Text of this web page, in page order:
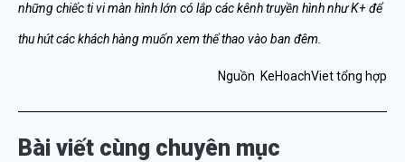
những chiếc ti vi màn hình lớn có lắp các kênh truyền hình như K+ để
thu hút các khách hàng muốn xem thể thao vào ban đêm.
Nguồn KeHoachViet tổng hợp
Bài viết cùng chuyên mục